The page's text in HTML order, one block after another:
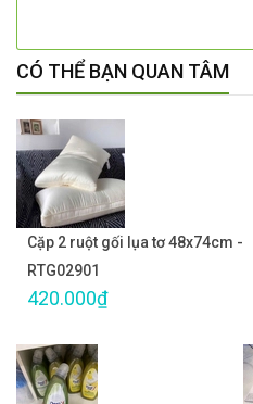
CÓ THỂ BẠN QUAN TÂM
Cặp 2 ruột gối lụa tơ 48x74cm -
RTG02901
420.000₫